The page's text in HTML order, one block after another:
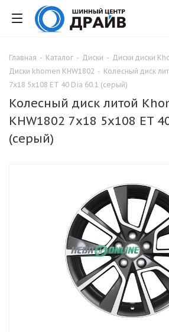
Главная - Каталог - Диски - Диски диски
Диски khomen KHW1802 - Колесный диск
7x18 5x108 ET 40 Dia 60.1 (серый)
Колесный диск литой
KHW1802 7x18 5x108 ET
(серый)